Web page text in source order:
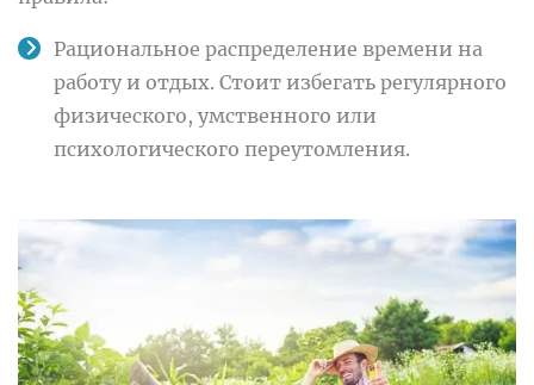
Рациональное распределение времени на
работу и отдых. Стоит избегать регулярного
физического, умственного или
психологического переутомления.